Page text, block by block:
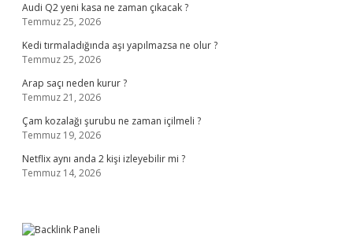
Audi Q2 yeni kasa ne zaman çıkacak ?
Temmuz 25, 2026
Kedi tırmaladığında aşı yapılmazsa ne olur ?
Temmuz 25, 2026
Arap saçı neden kurur ?
Temmuz 21, 2026
Çam kozalağı şurubu ne zaman içilmeli ?
Temmuz 19, 2026
Netflix aynı anda 2 kişi izleyebilir mi ?
Temmuz 14, 2026